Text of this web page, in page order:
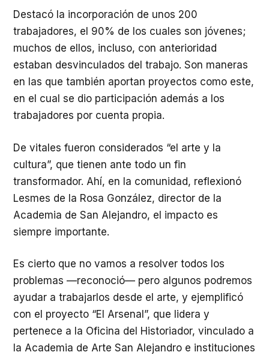
Destacó la incorporación de unos 200
trabajadores, el 90% de los cuales son jóvenes;
muchos de ellos, incluso, con anterioridad
estaban desvinculados del trabajo. Son maneras
en las que también aportan proyectos como este,
en el cual se dio participación además a los
trabajadores por cuenta propia.
De vitales fueron considerados “el arte y la
cultura”, que tienen ante todo un fin
transformador. Ahí, en la comunidad, reflexionó
Lesmes de la Rosa González, director de la
Academia de San Alejandro, el impacto es
siempre importante.
Es cierto que no vamos a resolver todos los
problemas —reconoció— pero algunos podremos
ayudar a trabajarlos desde el arte, y ejemplificó
con el proyecto “El Arsenal”, que lidera y
pertenece a la Oficina del Historiador, vinculado a
la Academia de Arte San Alejandro e instituciones